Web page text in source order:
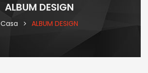
ALBUM DESIGN
Casa ALBUM DESIGN